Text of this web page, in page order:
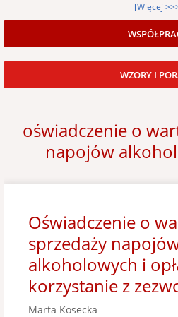
[Więcej
WZORY I
oświadczenie o
napojów
Oświadczenie o
sprzedaży
alkoholowych i
korzystanie z
Marta Kosecka